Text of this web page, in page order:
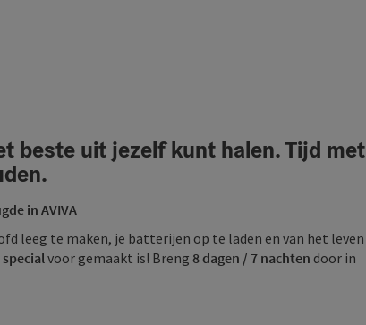
beste uit jezelf kunt halen. Tijd met
in AVIVA
leeg te maken, je batterijen op te laden en van het leven
voor gemaakt is! Breng 8 dagen / 7 nachten door in